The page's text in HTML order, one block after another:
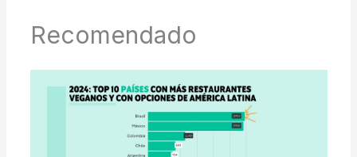
Recomendado